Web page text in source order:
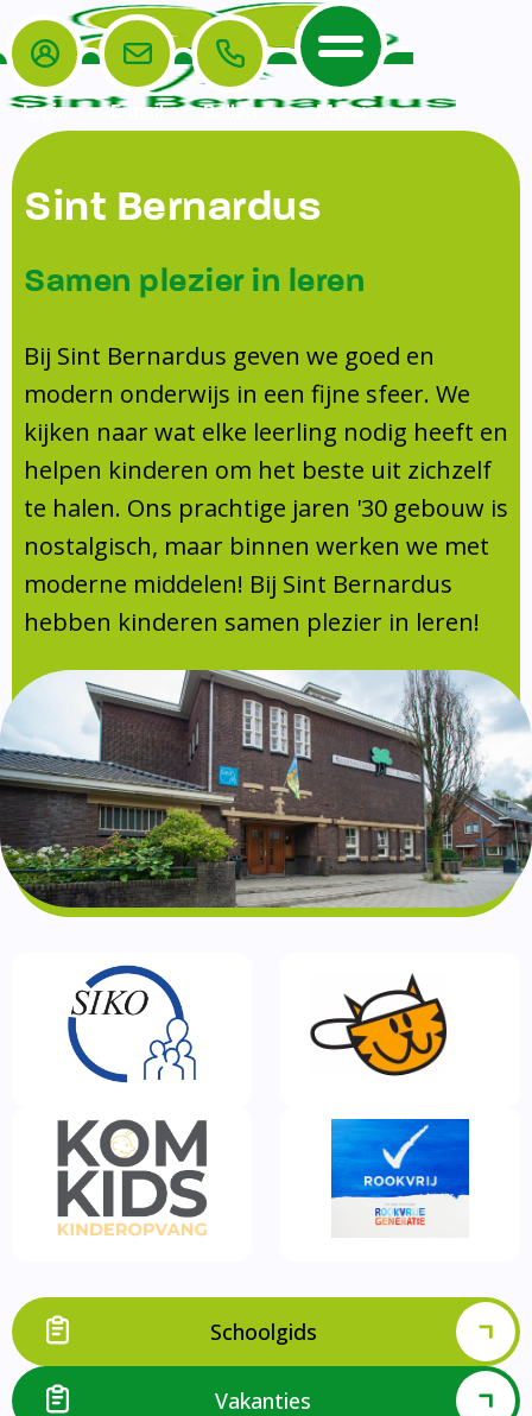
Home
De School
Veiligheidsplan
Onderwijs
Leerlingenraad
Leerlingenzorg
Doorstroomtoets
Jeugdprofessional op school
Centrum Jeugd en Gezin
Schoollogopedie
schoolondersteuningsprofiel
Schooltijden
Absentie
Vakanties
Aanmelden
Schoolgids
Gezonde school
Kinderopvang
BSO
Routebeschrijving
Privacy
Het Team
Ouders
Ouders
Tussenschoolse opvang
Activiteitencommissie (AC)
Medezeggenschapsraad (MR)
Formulieren
Klachtenregeling
Contact
Login E-mail Bellen Menu
Sint Bernardus
Samen plezier in leren
Bij Sint Bernardus geven we goed en
modern onderwijs in een fijne sfeer. We
kijken naar wat elke leerling nodig heeft en
helpen kinderen om het beste uit zichzelf
te halen. Ons prachtige jaren '30 gebouw is
nostalgisch, maar binnen werken we met
moderne middelen! Bij Sint Bernardus
hebben kinderen samen plezier in leren!
Schoolgids
Vakanties